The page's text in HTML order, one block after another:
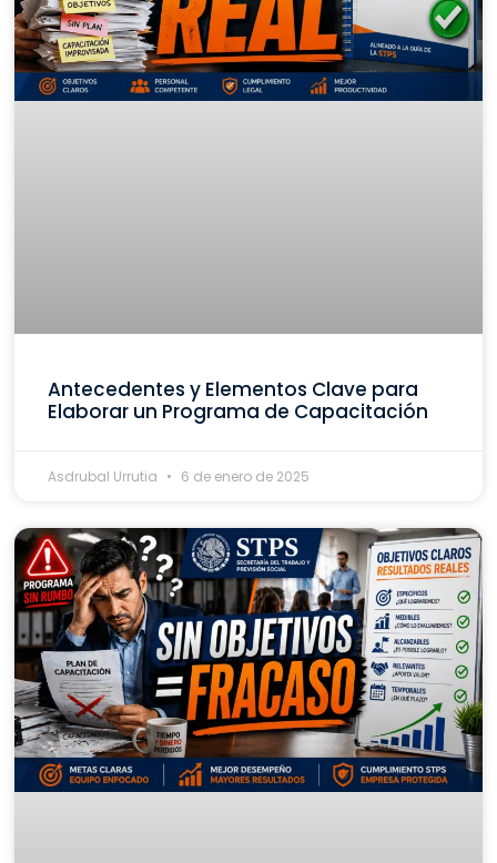
Antecedentes y Elementos Clave para
Elaborar un Programa de Capacitación
Asdrubal Urrutia 6 de enero de 2025